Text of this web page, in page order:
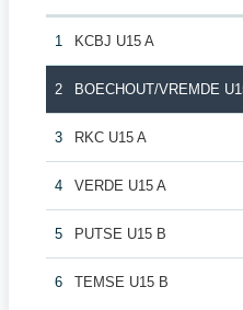
1 KCBJ U15 A
2 BOECHOUT/VREMDE
3 RKC U15 A
4 VERDE U15 A
5 PUTSE U15 B
6 TEMSE U15 B